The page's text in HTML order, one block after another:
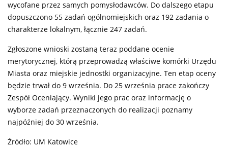
wycofane przez samych pomysłodawców. Do dalszego etapu
dopuszczono 55 zadań ogólnomiejskich oraz 192 zadania o
charakterze lokalnym, łącznie 247 zadań.
Zgłoszone wnioski zostaną teraz poddane ocenie
merytorycznej, którą przeprowadzą właściwe komórki Urzędu
Miasta oraz miejskie jednostki organizacyjne. Ten etap oceny
będzie trwał do 9 września. Do 25 września prace zakończy
Zespół Oceniający. Wyniki jego prac oraz informację o
wyborze zadań przeznaczonych do realizacji poznamy
najpóźniej do 30 września.
Źródło: UM Katowice